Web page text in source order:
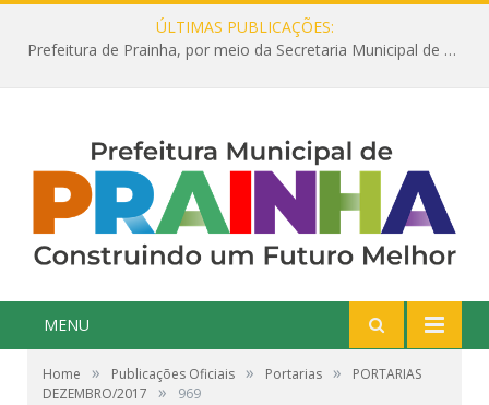
ÚLTIMAS PUBLICAÇÕES:
Prefeitura de Prainha, por meio da Secretaria Municipal de Educação, abre 354 vagas na área da Educação para 2025 com processo seletivo simplificado
MENU
Home » Publicações Oficiais » Portarias »
PORTARIAS
DEZEMBRO/2017
» 969